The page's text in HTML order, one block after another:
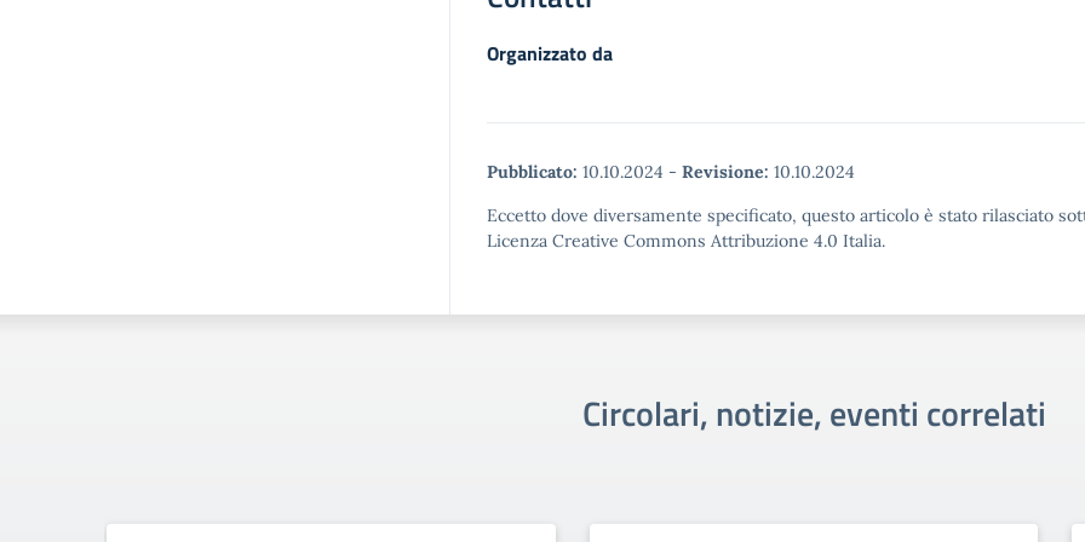
Organizzato da
Pubblicato: 10.10.2024 - Revisione: 10.10.2024
Eccetto dove diversamente specificato, questo articolo è stato rilasciato
Licenza Creative Commons Attribuzione 4.0 Italia.
Circolari, notizie, eventi correlati